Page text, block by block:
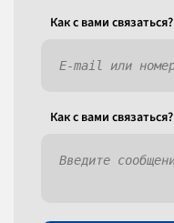
Как c вами связаться?
Как c вами связаться?